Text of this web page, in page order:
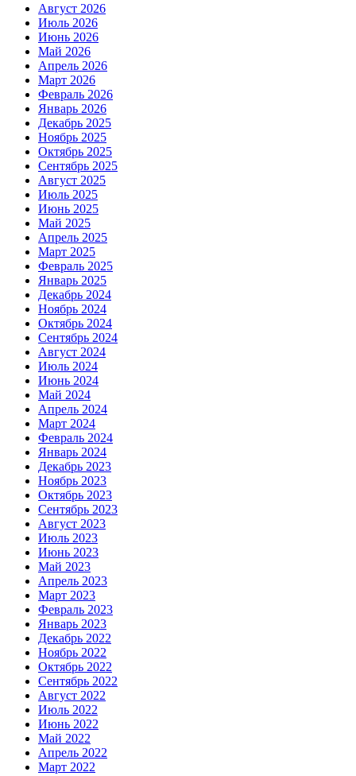
Август 2026
Июль 2026
Июнь 2026
Май 2026
Апрель 2026
Март 2026
Февраль 2026
Январь 2026
Декабрь 2025
Ноябрь 2025
Октябрь 2025
Сентябрь 2025
Август 2025
Июль 2025
Июнь 2025
Май 2025
Апрель 2025
Март 2025
Февраль 2025
Январь 2025
Декабрь 2024
Ноябрь 2024
Октябрь 2024
Сентябрь 2024
Август 2024
Июль 2024
Июнь 2024
Май 2024
Апрель 2024
Март 2024
Февраль 2024
Январь 2024
Декабрь 2023
Ноябрь 2023
Октябрь 2023
Сентябрь 2023
Август 2023
Июль 2023
Июнь 2023
Май 2023
Апрель 2023
Март 2023
Февраль 2023
Январь 2023
Декабрь 2022
Ноябрь 2022
Октябрь 2022
Сентябрь 2022
Август 2022
Июль 2022
Июнь 2022
Май 2022
Апрель 2022
Март 2022